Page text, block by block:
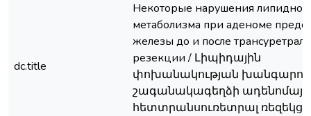
dc.title
Некоторые нарушения
метаболизма при аденоме
железы до и после
резекции / Լիպիդային
փոխանակության
շագանակագեղձի
հետտրանսուռետրալ